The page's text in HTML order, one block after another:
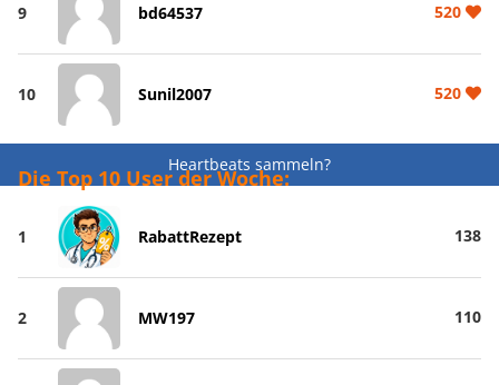
9 bd64537 520
10 Sunil2007 520
Heartbeats sammeln?
Die Top 10 User der Woche:
1 RabattRezept 138
2 MW197 110